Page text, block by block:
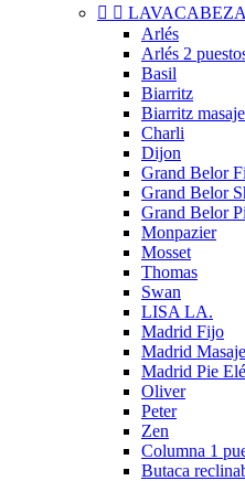
 
Arlés
Arlés 2
Basil
Biarritz
Biarritz masaje
Charli
Dijon
Grand Belor
Grand Belor
Grand Belor
Monpazier
Mosset
Thomas
Swan
LISA LA.
Madrid Fijo
Madrid
Madrid Pie
Oliver
Peter
Zen
Columna 1
Butaca